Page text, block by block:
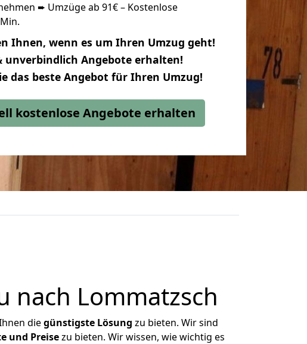
➨ Umzüge ab 91€ – Kostenlose
Ihnen, wenn es um Ihren Umzug geht!
unverbindlich Angebote erhalten!
das beste Angebot für Ihren Umzug!
kostenlose Angebote erhalten
nach Lommatzsch
diegünstigste Lösung zu bieten. Wir sind
und Preisezu bieten. Wir wissen, wie wichtig es